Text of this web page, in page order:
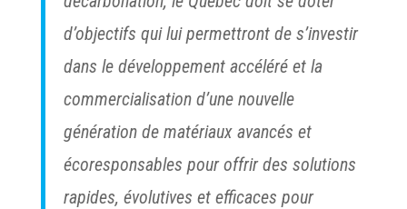
d’objectifs qui lui permettront de s’investir
dans le développement accéléré et la
commercialisation d’une nouvelle
génération de matériaux avancés et
écoresponsables pour offrir des solutions
rapides, évolutives et efficaces pour